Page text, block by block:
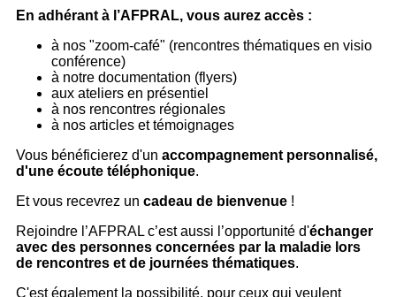
En adhérant à l’AFPRAL, vous aurez accès :
à nos "zoom-café" (rencontres thématiques en visio
conférence)
à notre documentation (flyers)
aux ateliers en présentiel
à nos rencontres régionales
à nos articles et témoignages
Vous bénéficierez d'un accompagnement personnalisé,
d'une écoute téléphonique.
Et vous recevrez un cadeau de bienvenue !
Rejoindre l’AFPRAL c’est aussi l’opportunité d'échanger
avec des personnes concernées par la maladie lors
de rencontres et de journées thématiques.
C'est également la possibilité, pour ceux qui veulent